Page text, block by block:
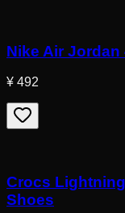
Nike Air
¥ 492
Crocs
Shoes